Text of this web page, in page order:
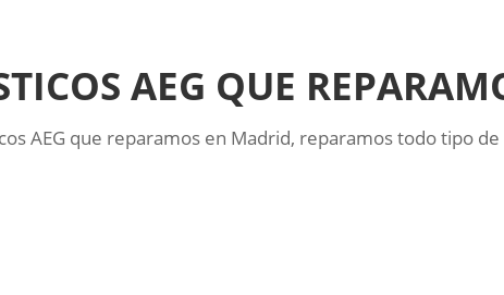
AEG QUE
AEG que reparamos en Madrid, reparamos todo tipo